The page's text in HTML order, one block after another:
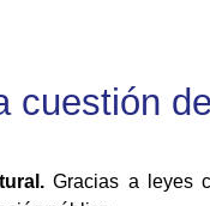
cuestión
Gracias a leyes